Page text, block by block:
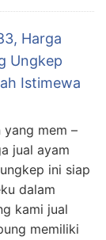
Harga
Ungkep
Istimewa
yang mem –
jual ayam
ini siap
dalam
kami jual
memiliki